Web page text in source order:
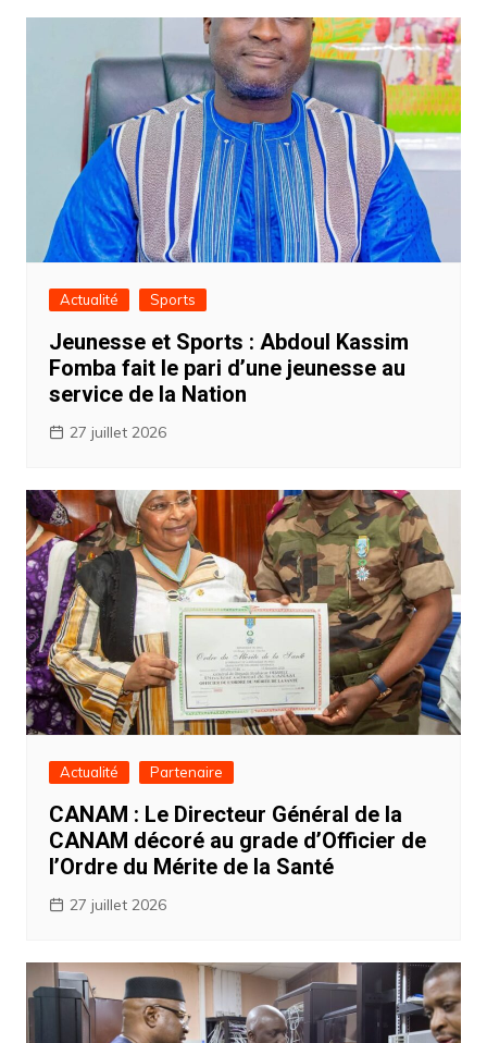
Actualité Sports
Jeunesse et Sports : Abdoul Kassim
Fomba fait le pari d’une jeunesse au
service de la Nation ‎
27 juillet 2026
Actualité Partenaire
CANAM : Le Directeur Général de la
CANAM décoré au grade d’Officier de
l’Ordre du Mérite de la Santé
27 juillet 2026